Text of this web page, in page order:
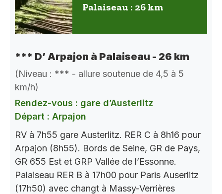
Palaiseau : 26 km
*** D’ Arpajon à Palaiseau - 26 km
(Niveau : *** - allure soutenue de 4,5 à 5
km/h)
Rendez-vous : gare d’Austerlitz
Départ : Arpajon
RV à 7h55 gare Austerlitz. RER C à 8h16 pour
Arpajon (8h55). Bords de Seine, GR de Pays,
GR 655 Est et GRP Vallée de l’Essonne.
Palaiseau RER B à 17h00 pour Paris Auserlitz
(17h50) avec changt à Massy-Verrières